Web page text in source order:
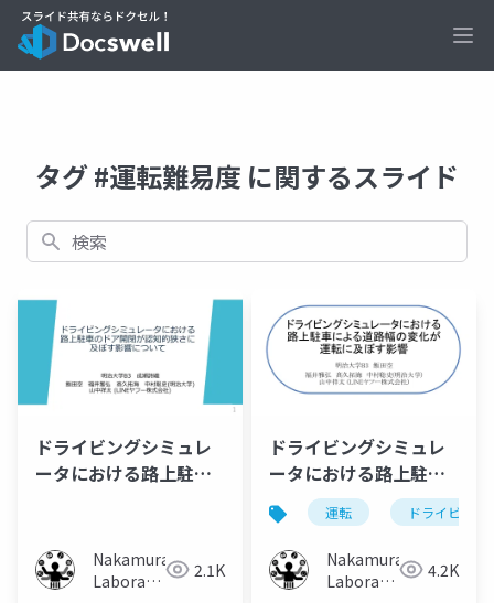
タグ #運転難易度 に関するスライド
検索
ドライビングシミュレ
ータにおける路上駐車
て
Nakamura
Laboratory
2.1K
ドライビングシミュレ
ータにおける路上駐車
による道路幅の変化が
運転に及ぼす影響
運転 ドライビング
Nakamura
Laboratory
4.2K